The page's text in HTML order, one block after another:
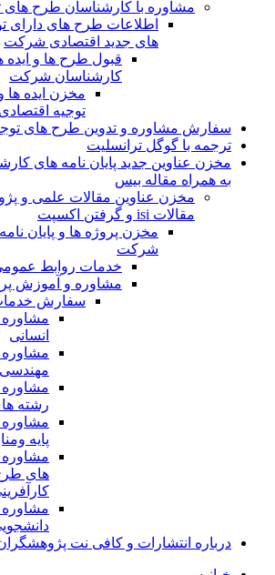
مشاوره با کارشناسان طرح های
اطلاعات طرح های دارای
های جدید اقتصادی شرکت
قبول طرح ها و
کارشناسان شرکت
مخزن ایده
توجیه
سفارش مشاوره و تدوین طرح های
ترجمه با گوگل ترانسلیت
مخزن عناوین جدید پایان نامه های
به همراه مقاله بیس
مخزن عناوین مقالات علمی و
مقالات isi و گرفتن اکسپت
مخزن پروژه ها و پایان
شرکت
خدمات روابط
مشاوره و آموزش
سفارش
مشاوره
انسانی
مشاوره
مشاوره
رشته
مشاوره
پایه
های
مشاوره
درباره انتشارات و کافی نت